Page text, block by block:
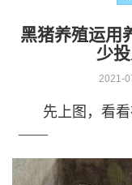
黑猪养殖运用
少
2021-
先上图，看
——